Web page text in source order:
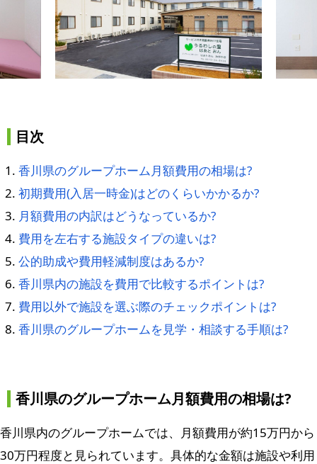
目次
香川県のグループホーム月額費用の相場は?
初期費用(入居一時金)はどのくらいかかるか?
月額費用の内訳はどうなっているか?
費用を左右する施設タイプの違いは?
公的助成や費用軽減制度はあるか?
香川県内の施設を費用で比較するポイントは?
費用以外で施設を選ぶ際のチェックポイントは?
香川県のグループホームを見学・相談する手順は?
香川県のグループホーム月額費用の相場は?
香川県内のグループホームでは、月額費用が約15万円から
30万円程度と見られています。具体的な金額は施設や利用